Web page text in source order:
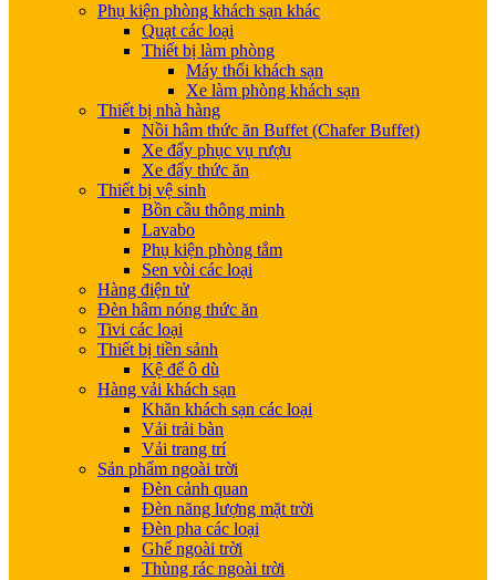
Phụ kiện phòng khách sạn khác
Quạt các loại
Thiết bị làm phòng
Máy thổi khách sạn
Xe làm phòng khách sạn
Thiết bị nhà hàng
Nồi hâm thức ăn Buffet (Chafer Buffet)
Xe đẩy phục vụ rượu
Xe đẩy thức ăn
Thiết bị vệ sinh
Bồn cầu thông minh
Lavabo
Phụ kiện phòng tắm
Sen vòi các loại
Hàng điện tử
Đèn hâm nóng thức ăn
Tivi các loại
Thiết bị tiền sảnh
Kệ để ô dù
Hàng vải khách sạn
Khăn khách sạn các loại
Vải trải bàn
Vải trang trí
Sản phẩm ngoài trời
Đèn cảnh quan
Đèn năng lượng mặt trời
Đèn pha các loại
Ghế ngoài trời
Thùng rác ngoài trời